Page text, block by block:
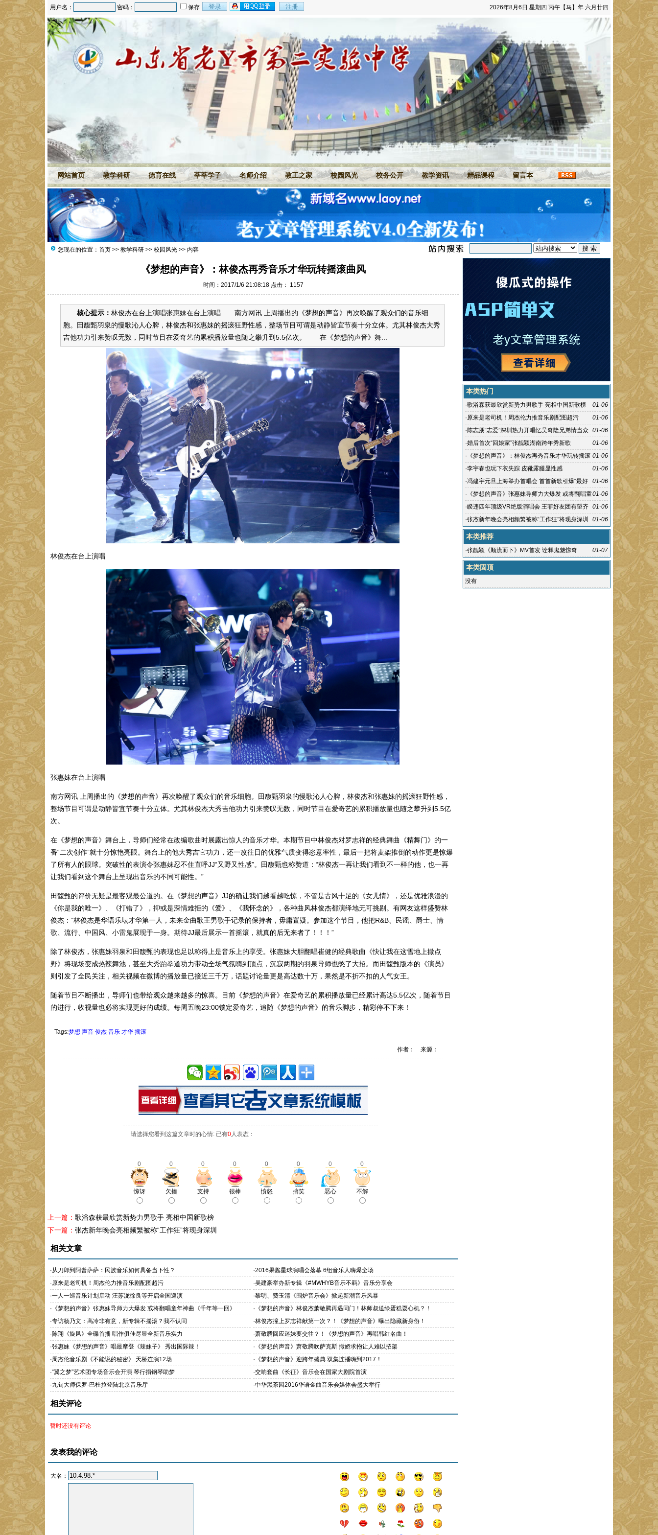
2026年8月6日 星期四 丙午【马】年 六月廿四
用户名： 密码： 保存
网站首页 教学科研 德育在线 莘莘学子 名师介绍 教工之家 校园风光 校务公开 教学资讯 精品课程 留言本
您现在的位置： 首页 >> 教学科研 >> 校园风光 >> 内容
《梦想的声音》：林俊杰再秀音乐才华玩转摇滚曲风
时间：2017/1/6 21:08:18 点击： 1157
核心提示： 林俊杰在台上演唱张惠妹在台上演唱 南方网讯 上周播出的《梦想的声音》再次唤醒了观众们的音乐细
胞。田馥甄羽泉的慢歌沁人心脾，林俊杰和张惠妹的摇滚狂野性感，整场节目可谓是动静皆宜节奏十分立体。尤其林俊杰大秀
吉他功力引来赞叹无数，同时节目在爱奇艺的累积播放量也随之攀升到5.5亿次。 在《梦想的声音》舞...
林俊杰在台上演唱
张惠妹在台上演唱
南方网讯 上周播出的《梦想的声音》再次唤醒了观众们的音乐细胞。田馥甄羽泉的慢歌沁人心脾，林俊杰和张惠妹的摇滚狂野性感，
整场节目可谓是动静皆宜节奏十分立体。尤其林俊杰大秀吉他功力引来赞叹无数，同时节目在爱奇艺的累积播放量也随之攀升到5.5亿
次。
在《梦想的声音》舞台上，导师们经常在改编歌曲时展露出惊人的音乐才华。本期节目中林俊杰对罗志祥的经典舞曲《精舞门》的一
番“二次创作”就十分惊艳亮眼。舞台上的他大秀吉它功力，还一改往日的优雅气质变得恣意率性，最后一把将麦架推倒的动作更是惊爆
了所有人的眼球。突破性的表演令张惠妹忍不住直呼JJ“又野又性感”。田馥甄也称赞道：“林俊杰一再让我们看到不一样的他，也一再
让我们看到这个舞台上呈现出音乐的不同可能性。”
田馥甄的评价无疑是最客观最公道的。在《梦想的声音》JJ的确让我们越看越吃惊，不管是古风十足的《女儿情》，还是优雅浪漫的
《你是我的唯一》、《打错了》，抑或是深情难拒的《爱》、《我怀念的》，各种曲风林俊杰都演绎地无可挑剔。有网友这样盛赞林
俊杰：“林俊杰是华语乐坛才华第一人，未来金曲歌王男歌手记录的保持者，毋庸置疑。参加这个节目，他把R&B、民谣、爵士、情
歌、流行、中国风、小雷鬼展现于一身。期待JJ最后展示一首摇滚，就真的后无来者了！！！”
除了林俊杰，张惠妹羽泉和田馥甄的表现也足以称得上是音乐上的享受。张惠妹大胆翻唱崔健的经典歌曲《快让我在这雪地上撒点
野》将现场变成热辣舞池，甚至大秀跆拳道功力带动全场气氛嗨到顶点，沉寂两期的羽泉导师也憋了大招。而田馥甄版本的《演员》
则引发了全民关注，相关视频在微博的播放量已接近三千万，话题讨论量更是高达数十万，果然是不折不扣的人气女王。
随着节目不断播出，导师们也带给观众越来越多的惊喜。目前《梦想的声音》在爱奇艺的累积播放量已经累计高达5.5亿次，随着节目
的进行，收视量也必将实现更好的成绩。每周五晚23:00锁定爱奇艺，追随《梦想的声音》的音乐脚步，精彩停不下来！
Tags:梦想 声音 俊杰 音乐 才华 摇滚
作者： 来源：
请选择您看到这篇文章时的心情: 已有0 人表态：
0 0 0 0 0 0 0 0
惊讶 欠揍 支持 很棒 愤怒 搞笑 恶心 不解
上一篇： 歌浴森获最欣赏新势力男歌手 亮相中国新歌榜
下一篇： 张杰新年晚会亮相频繁被称“工作狂”将现身深圳
相关文章
· 从刀郎到阿普萨萨：民族音乐如何具备当下性？ ·2016果酱星球演唱会落幕 6组音乐人嗨爆全场
·原来是老司机！周杰伦力推音乐剧配图超污 ·吴建豪举办新专辑《#MWHYB音乐不羁》音乐分享会
·一人一巡音乐计划启动 汪苏泷徐良等开启全国巡演 ·黎明、费玉清《围炉音乐会》掀起新潮音乐风暴
· 《梦想的声音》张惠妹导师力大爆发 或将翻唱童年神曲《千年等一回》 · 《梦想的声音》林俊杰萧敬腾再遇同门！林师叔送绿蛋糕耍心机？！
·专访杨乃文：高冷非有意，新专辑不摇滚？我不认同 ·林俊杰撞上罗志祥献第一次？！《梦想的声音》曝出隐藏新身份！
·陈翔《旋风》全碟首播 唱作俱佳尽显全新音乐实力 ·萧敬腾回应迷妹要交往？！《梦想的声音》再唱韩红名曲！
·张惠妹《梦想的声音》唱最摩登《辣妹子》 秀出国际辣！ · 《梦想的声音》萧敬腾吹萨克斯 撒娇求抱让人难以招架
·周杰伦音乐剧《不能说的秘密》 天桥连演12场 · 《梦想的声音》迎跨年盛典 双集连播嗨到2017！
·“翼之梦”艺术团专场音乐会开演 琴行捐钢琴助梦 ·交响套曲《长征》音乐会在国家大剧院首演
·九旬大师保罗·巴杜拉登陆北京音乐厅 ·中华黑茶园2016华语金曲音乐会媒体会盛大举行
相关评论
暂时还没有评论
发表我的评论
大名：
本类热门
01-06
·歌浴森获最欣赏新势力男歌手 亮相中国新歌榜
01-06
·原来是老司机！周杰伦力推音乐剧配图超污
01-06
·陈志朋“志爱”深圳热力开唱忆吴奇隆兄弟情当众
洒泪
01-06
·婚后首次“回娘家”张靓颖湖南跨年秀新歌
01-06
· 《梦想的声音》：林俊杰再秀音乐才华玩转摇滚
曲风
01-06
·李宇春也玩下衣失踪 皮靴露腿显性感
01-06
·冯建宇元旦上海举办首唱会 首首新歌引爆“最好
的时光”
01-06
· 《梦想的声音》张惠妹导师力大爆发 或将翻唱童
年神曲《千年等一回》
01-06
·睽违四年顶级VR绝版演唱会 王菲好友团有望齐
现身
01-06
·张杰新年晚会亮相频繁被称“工作狂”将现身深圳
本类推荐
01-07
·张靓颖《顺流而下》MV首发 诠释鬼魅惊奇
本类固顶
没有